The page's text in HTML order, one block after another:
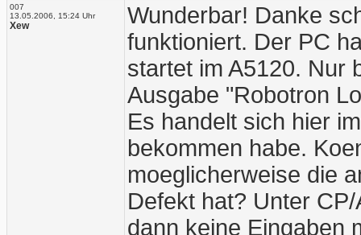
007
13.05.2006, 15:24 Uhr
Xew
Wunderbar! Danke
funktioniert. Der PC
startet im A5120. Nur
Ausgabe "Robotron
Es handelt sich hier
bekommen habe.
moeglicherweise die
Defekt hat? Unter
dann keine Eingaben